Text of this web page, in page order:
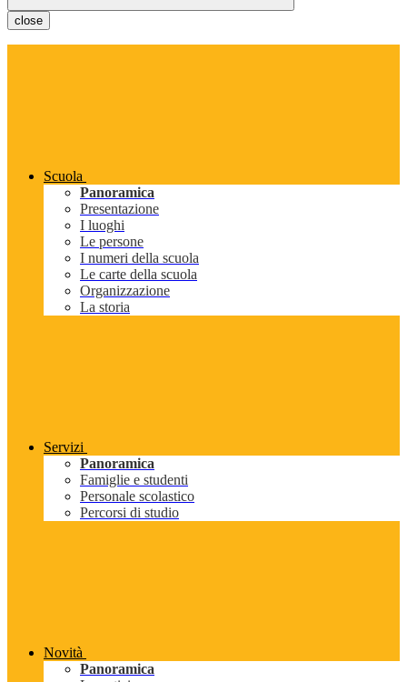
close
Scuola
Panoramica
Presentazione
I luoghi
Le persone
I numeri della scuola
Le carte della scuola
Organizzazione
La storia
Servizi
Panoramica
Famiglie e studenti
Personale scolastico
Percorsi di studio
Novità
Panoramica